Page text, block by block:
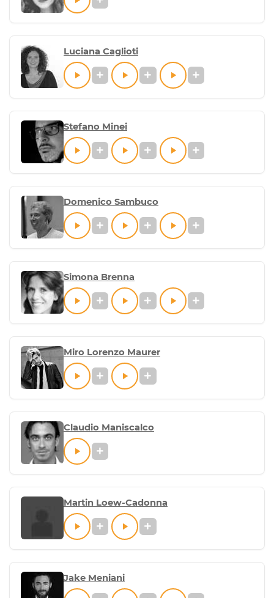
Luciana Caglioti
Stefano Minei
Domenico Sambuco
Simona Brenna
Miro Lorenzo Maurer
Claudio Maniscalco
Martin Loew-Cadonna
Jake Meniani